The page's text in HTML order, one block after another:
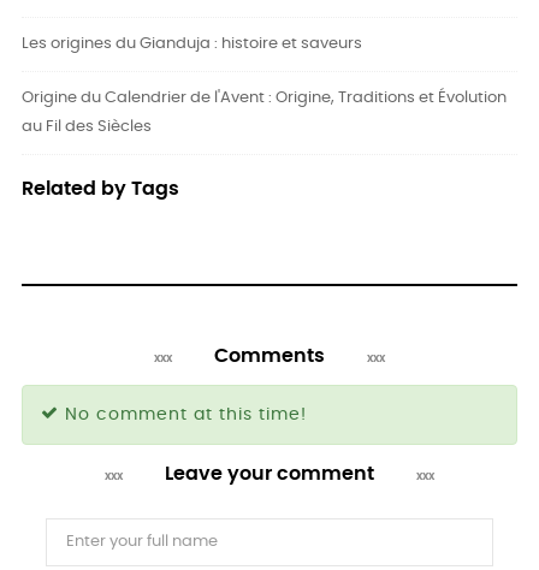
Les origines du Gianduja : histoire et saveurs
Origine du Calendrier de l'Avent : Origine, Traditions et Évolution
au Fil des Siècles
Related by Tags
Comments
No comment at this time!
Leave your comment